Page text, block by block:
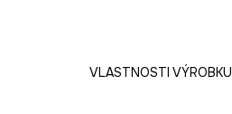
VLASTNOSTI VÝROBKU